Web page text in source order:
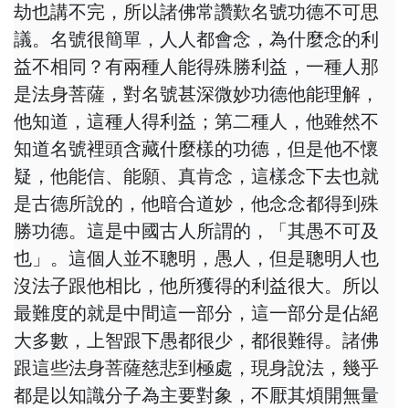
劫也講不完，所以諸佛常讚歎名號功德不可思
議。名號很簡單，人人都會念，為什麼念的利
益不相同？有兩種人能得殊勝利益，一種人那
是法身菩薩，對名號甚深微妙功德他能理解，
他知道，這種人得利益；第二種人，他雖然不
知道名號裡頭含藏什麼樣的功德，但是他不懷
疑，他能信、能願、真肯念，這樣念下去也就
是古德所說的，他暗合道妙，他念念都得到殊
勝功德。這是中國古人所謂的，「其愚不可及
也」。這個人並不聰明，愚人，但是聰明人也
沒法子跟他相比，他所獲得的利益很大。所以
最難度的就是中間這一部分，這一部分是佔絕
大多數，上智跟下愚都很少，都很難得。諸佛
跟這些法身菩薩慈悲到極處，現身說法，幾乎
都是以知識分子為主要對象，不厭其煩開無量